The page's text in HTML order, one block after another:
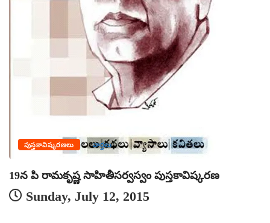
పుస్తకావిష్కరణలు వార్తలు
19న పి రామకృష్ణ సాహితీసర్వస్వం పుస్తకావిష్కరణ
Sunday, July 12, 2015